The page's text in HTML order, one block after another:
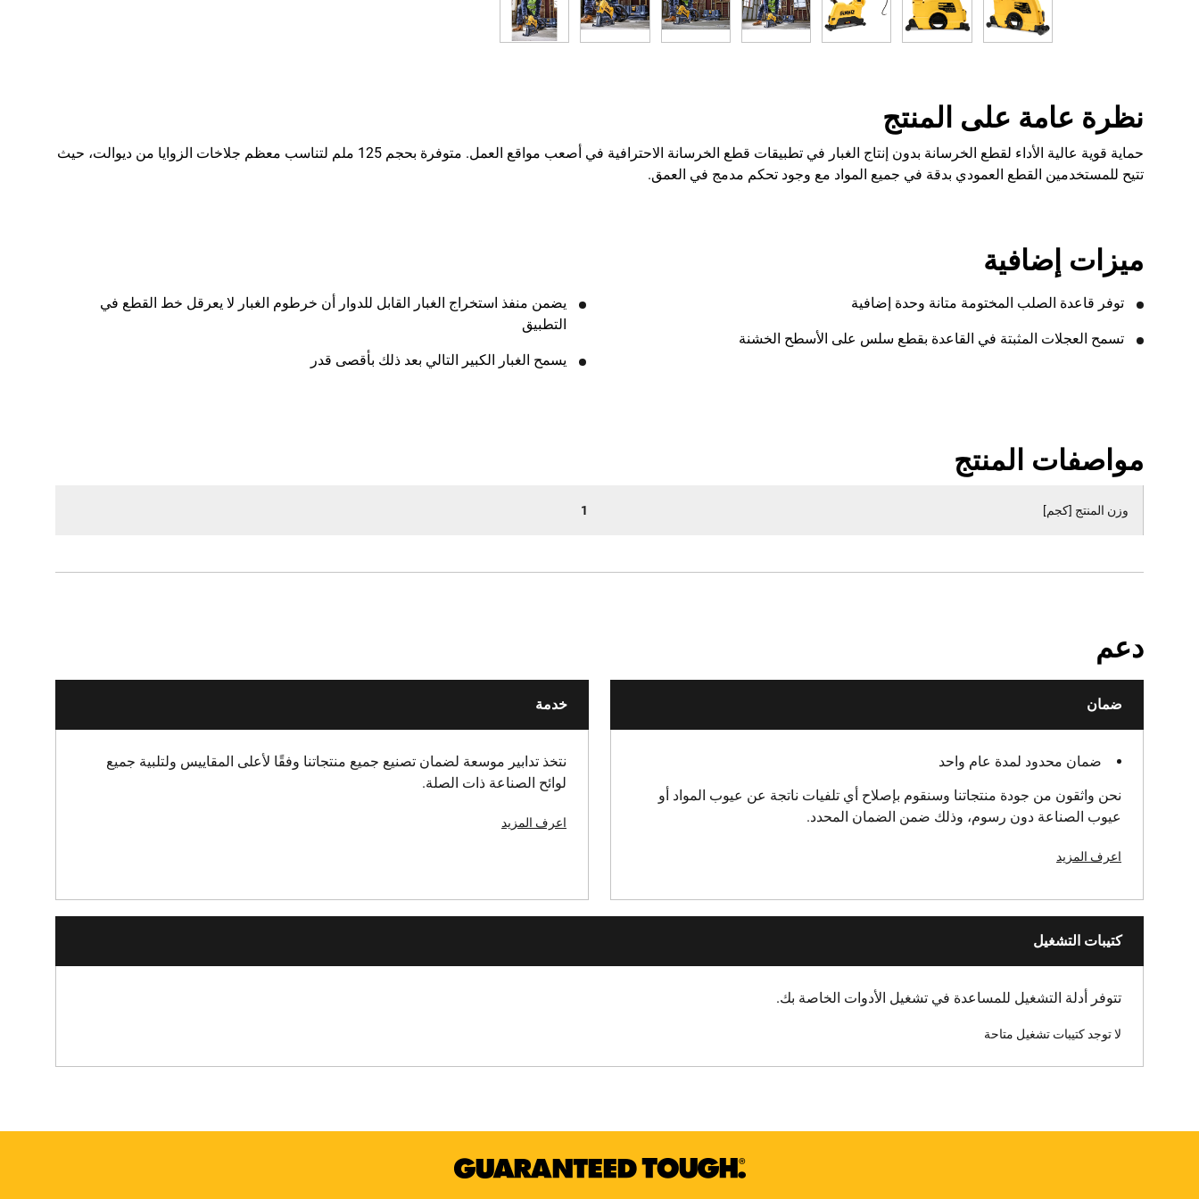
نظرة عامة على المنتج
حماية قوية عالية الأداء لقطع الخرسانة بدون إنتاج الغبار في تطبيقات قطع الخرسانة الاحترافية في أصعب مواقع العمل. متوفرة بحجم 125 ملم لتناسب معظم جلاخات الزوايا من ديوالت، حيث
تتيح للمستخدمين القطع العمودي بدقة في جميع المواد مع وجود تحكم مدمج في العمق.
ميزات إضافية
توفر قاعدة الصلب المختومة متانة وحدة إضافية
تسمح العجلات المثبتة في القاعدة بقطع سلس على الأسطح الخشنة
يضمن منفذ استخراج الغبار القابل للدوار أن خرطوم الغبار لا يعرقل خط القطع في
التطبيق
يسمح الغبار الكبير التالي بعد ذلك بأقصى قدر
مواصفات المنتج
وزن المنتج [كجم] 1
دعم
ضمان
ضمان محدود لمدة عام واحد
نحن واثقون من جودة منتجاتنا وسنقوم بإصلاح أي تلفيات ناتجة عن عيوب المواد أو
عيوب الصناعة دون رسوم، وذلك ضمن الضمان المحدد.
اعرف المزيد
خدمة
نتخذ تدابير موسعة لضمان تصنيع جميع منتجاتنا وفقًا لأعلى المقاييس ولتلبية جميع
لوائح الصناعة ذات الصلة.
اعرف المزيد
كتيبات التشغيل
تتوفر أدلة التشغيل للمساعدة في تشغيل الأدوات الخاصة بك.
لا توجد كتيبات تشغيل متاحة